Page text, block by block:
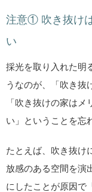
注意① 吹き抜け
い
採光を取り入れた明
うなのが、「吹き抜
「吹き抜けの家は
い」ということを忘
たとえば、吹き抜け
放感のある空間を演
にしたことが原因で